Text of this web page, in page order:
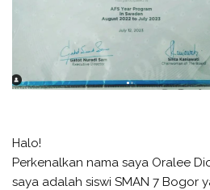
Halo!
Perkenalkan nama saya Oralee
saya adalah siswi SMAN 7 Bogor